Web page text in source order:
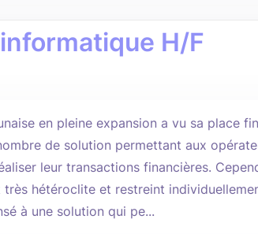
H/F
en pleine expansion a vu sa place
de solution permettant aux
leur transactions financières.
hétéroclite et restreint
à une solution qui pe...